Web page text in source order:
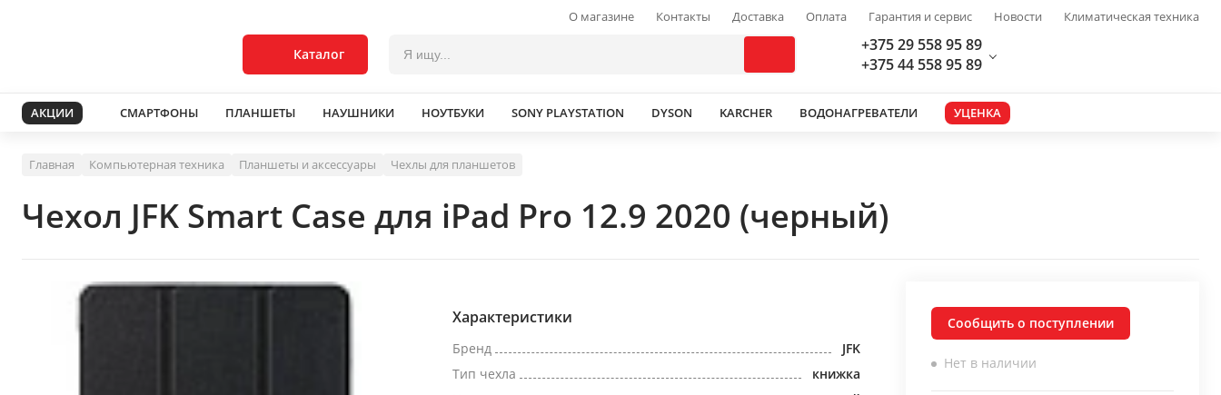
О магазине Контакты Доставка Оплата Гарантия и сервис Новости Климатическая техника
Каталог
+375 29 558 95 89
+375 44 558 95 89
АКЦИИ СМАРТФОНЫ ПЛАНШЕТЫ НАУШНИКИ НОУТБУКИ SONY PLAYSTATION DYSON KARCHER ВОДОНАГРЕВАТЕЛИ УЦЕНКА
Главная Компьютерная техника Планшеты и аксессуары Чехлы для планшетов
Чехол JFK Smart Case для iPad Pro 12.9 2020 (черный)
Характеристики
Бренд
JFK
Тип чехла
книжка
Сообщить о поступлении
Нет в наличии